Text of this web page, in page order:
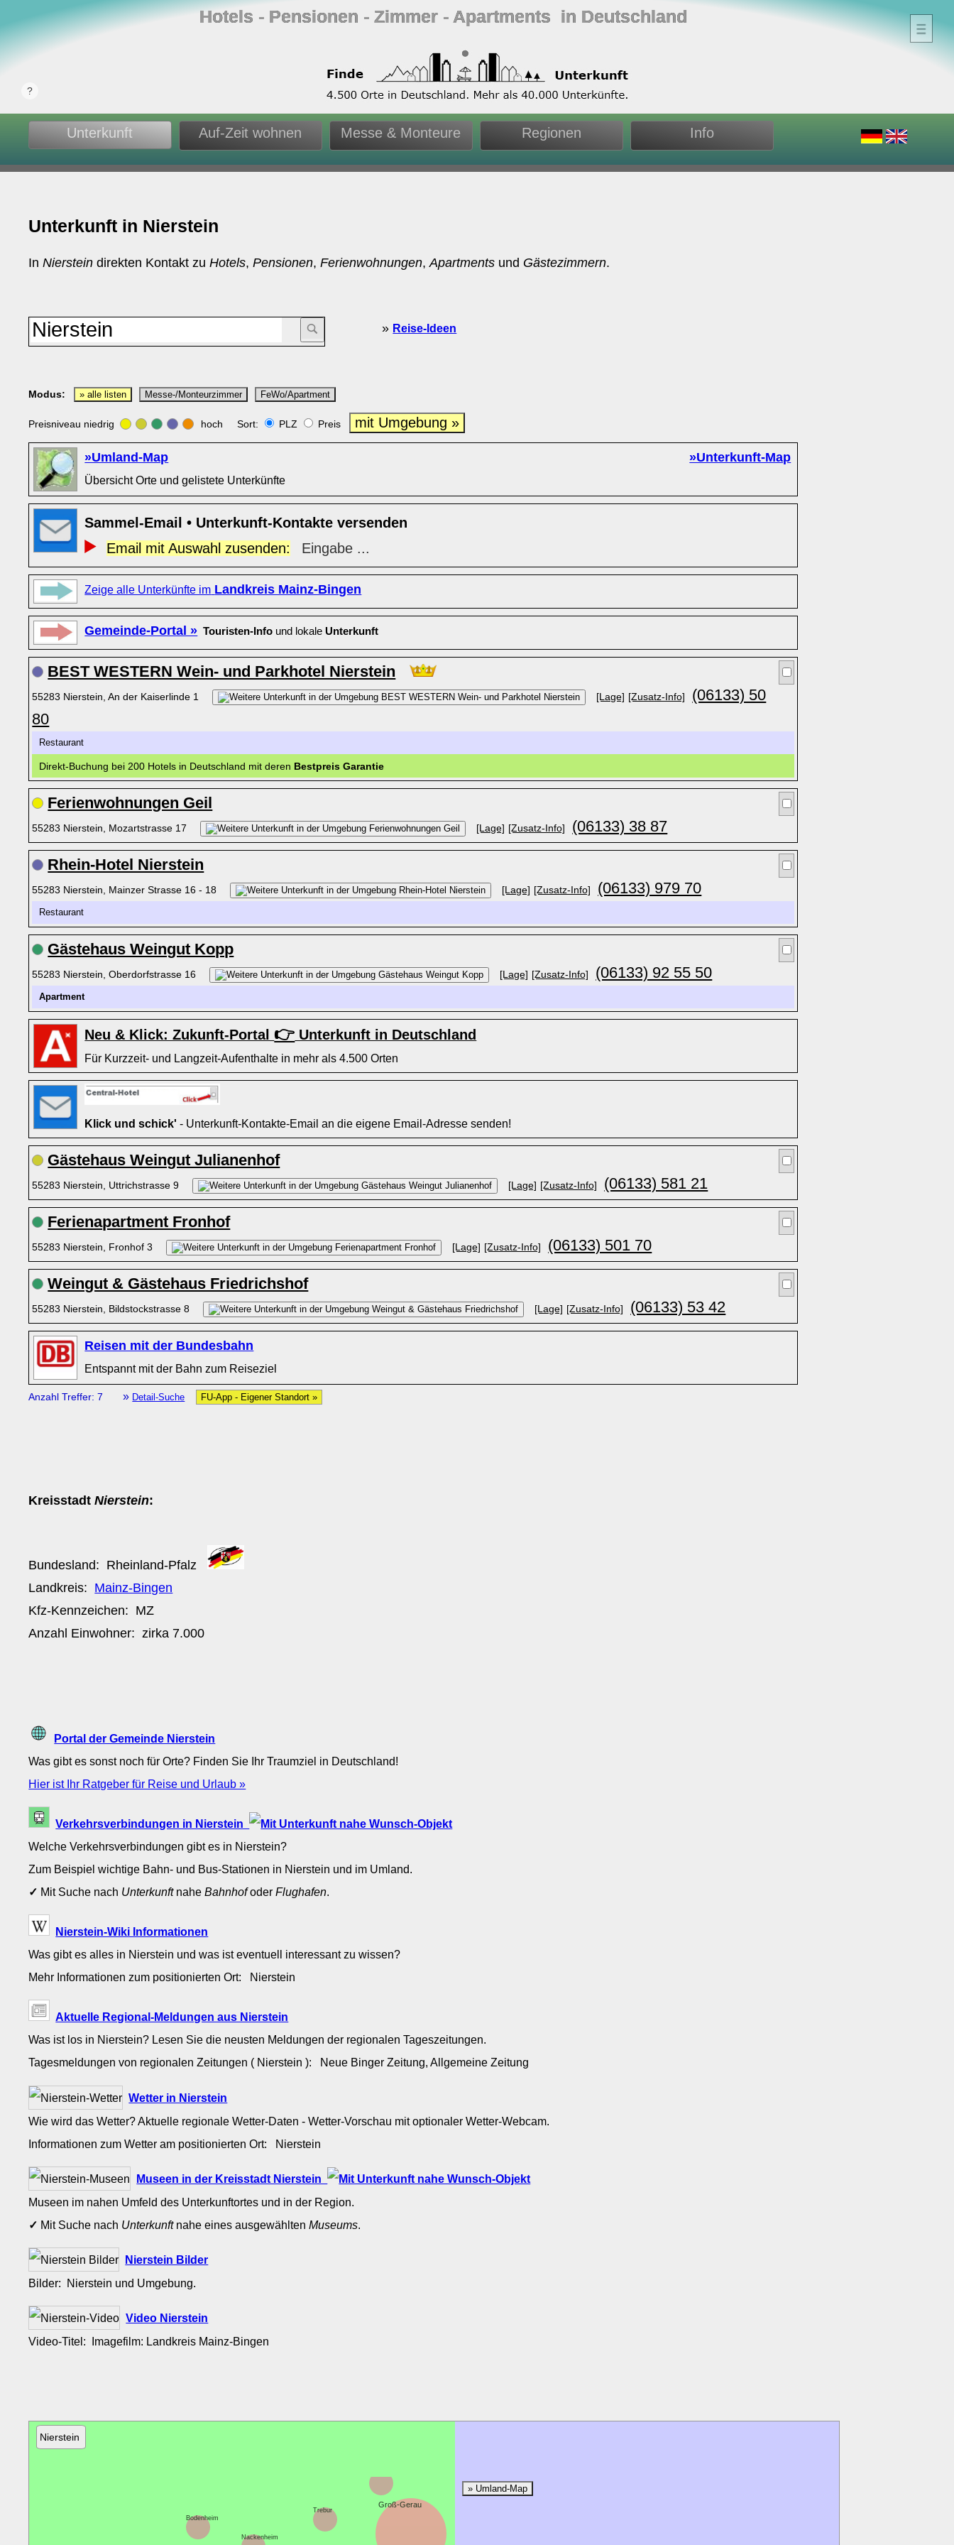
Hotels ‐ Pensionen ‐ Zimmer ‐ Apartments in Deutschland
Unterkunft Auf-Zeit wohnen Messe & Monteure Regionen Info
Unterkunft in Nierstein
InNierstein direkten Kontakt zuHotels,Pensionen,Ferienwohnungen,Apartments und Gästezimmern.
» Reise-Ideen
Modus: » alle listen Messe-/Monteurzimmer FeWo/Apartment
Preisniveau niedrig hoch Sort: PLZ Preis mit Umgebung »
»Umland-Map »Unterkunft-Map
Übersicht Orte und gelistete Unterkünfte
Sammel-Email • Unterkunft-Kontakte versenden
Email mit Auswahl zusenden:
Eingabe ...
Zeige alle Unterkünfte im Landkreis Mainz-Bingen
Gemeinde-Portal » Touristen-Info und lokale Unterkunft
BEST WESTERN Wein- und Parkhotel Nierstein
55283 Nierstein, An der Kaiserlinde 1 [Lage] [Zusatz-Info]
(06133) 50
80
Restaurant
Direkt-Buchung bei 200 Hotels in Deutschland mit deren Bestpreis Garantie
Ferienwohnungen Geil
55283 Nierstein, Mozartstrasse 17 [Lage] [Zusatz-Info] (06133) 38 87
Rhein-Hotel Nierstein
55283 Nierstein, Mainzer Strasse 16 - 18 [Lage] [Zusatz-Info] (06133) 979 70
Restaurant
Gästehaus Weingut Kopp
55283 Nierstein, Oberdorfstrasse 16 [Lage] [Zusatz-Info] (06133) 92 55 50
Apartment
Neu & Klick: Zukunft-Portal 👉 Unterkunft in Deutschland
Für Kurzzeit- und Langzeit-Aufenthalte in mehr als 4.500 Orten
Klick und schick' - Unterkunft-Kontakte-Email an die eigene Email-Adresse senden!
Gästehaus Weingut Julianenhof
55283 Nierstein, Uttrichstrasse 9 [Lage] [Zusatz-Info] (06133) 581 21
Ferienapartment Fronhof
55283 Nierstein, Fronhof 3 [Lage] [Zusatz-Info] (06133) 501 70
Weingut & Gästehaus Friedrichshof
55283 Nierstein, Bildstockstrasse 8 [Lage] [Zusatz-Info] (06133) 53 42
Reisen mit der Bundesbahn
Entspannt mit der Bahn zum Reiseziel
Anzahl Treffer: 7 » Detail-Suche FU-App - Eigener Standort »
KreisstadtNierstein:
Bundesland: Rheinland-Pfalz
Landkreis: Mainz-Bingen
Kfz-Kennzeichen: MZ
Anzahl Einwohner: zirka 7.000
Portal der Gemeinde Nierstein
Was gibt es sonst noch für Orte? Finden Sie Ihr Traumziel in Deutschland!
Hier ist Ihr Ratgeber für Reise und Urlaub »
Verkehrsverbindungen in Nierstein
Welche Verkehrsverbindungen gibt es in Nierstein?
Zum Beispiel wichtige Bahn- und Bus-Stationen in Nierstein und im Umland.
✓ Mit Suche nach UnterkunftnaheBahnhofoderFlughafen.
Nierstein-Wiki Informationen
Was gibt es alles in Nierstein und was ist eventuell interessant zu wissen?
Mehr Informationen zum positionierten Ort: Nierstein
Aktuelle Regional-Meldungen aus Nierstein
Was ist los in Nierstein? Lesen Sie die neusten Meldungen der regionalen Tageszeitungen.
Tagesmeldungen von regionalen Zeitungen ( Nierstein ): Neue Binger Zeitung, Allgemeine Zeitung
Wetter in Nierstein
Wie wird das Wetter? Aktuelle regionale Wetter-Daten - Wetter-Vorschau mit optionaler Wetter-Webcam.
Informationen zum Wetter am positionierten Ort: Nierstein
Museen in der Kreisstadt Nierstein
Museen im nahen Umfeld des Unterkunftortes und in der Region.
✓ Mit Suche nach Unterkunftnahe eines ausgewähltenMuseums.
Nierstein Bilder
Bilder: Nierstein und Umgebung.
Video Nierstein
Video-Titel: Imagefilm: Landkreis Mainz-Bingen
Nierstein
Nackenheim
Bodenheim
Trebur
Groß-Gerau
» Umland-Map